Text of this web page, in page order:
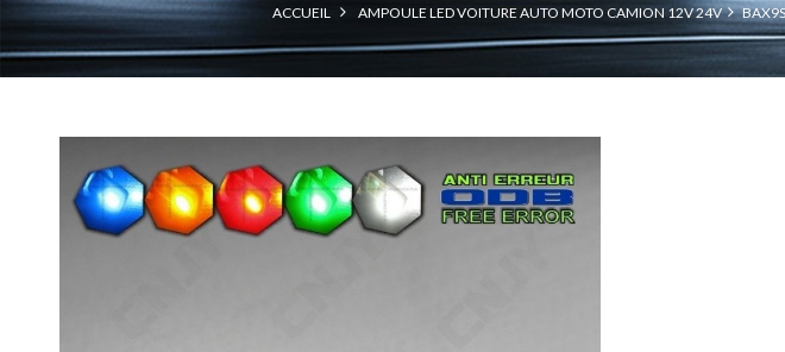
ACCUEIL AMPOULE LED VOITURE AUTO MOTO CAMION 12V 24V